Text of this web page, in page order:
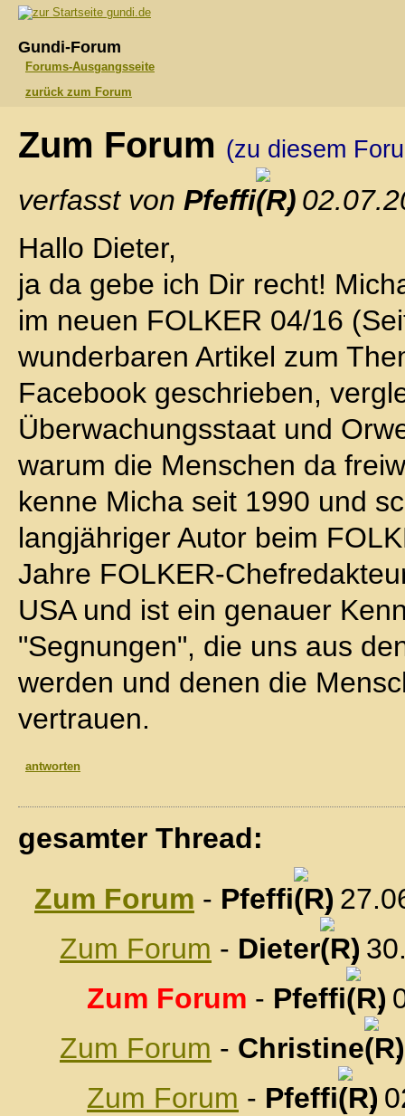
gundi.de
Gundi-Forum
Forums-Ausgangsseite
zurück zum Forum
Zum Forum (zu diesem
verfasst von Pfeffi
,
Hallo Dieter,
ja da gebe ich Dir recht!
im neuen FOLKER 04/16
wunderbaren Artikel zum
Facebook geschrieben,
Überwachungsstaat und
warum die Menschen da
kenne Micha seit 1990 und
langjähriger Autor beim
Jahre FOLKER-
USA und ist ein genauer
"Segnungen", die uns aus
werden und denen die
vertrauen.
antworten
gesamter Thread:
Zum Forum - Pfeffi
,
Zum Forum - Dieter
,
Zum Forum - Pfeffi
,
Zum Forum - Christine
Zum Forum - Pfeffi
,